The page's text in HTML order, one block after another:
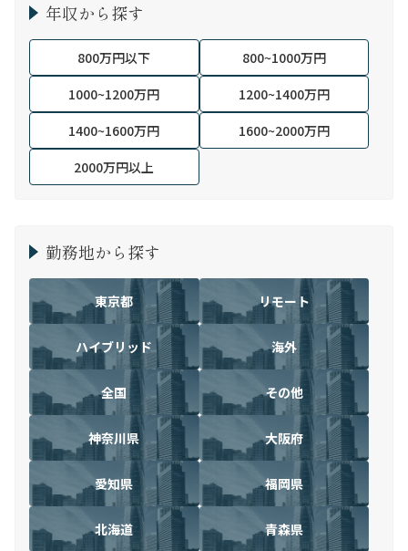
年収から探す
800万円以下
800~1000万円
1000~1200万円
1200~1400万円
1400~1600万円
1600~2000万円
2000万円以上
勤務地から探す
東京都 リモート
ハイブリッド 海外
全国 その他
神奈川県 大阪府
愛知県 福岡県
北海道 青森県